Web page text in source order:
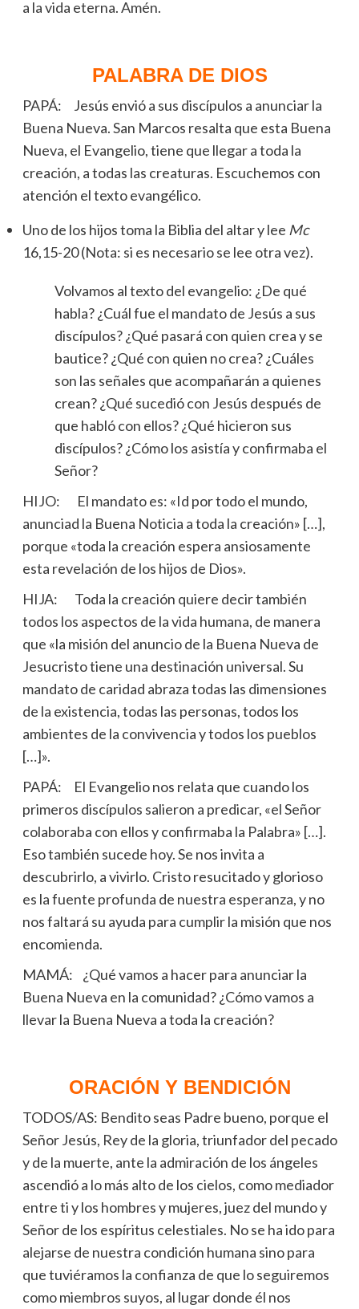
a la vida eterna. Amén.
PALABRA DE DIOS
PAPÁ: Jesús envió a sus discípulos a anunciar la
Buena Nueva. San Marcos resalta que esta Buena
Nueva, el Evangelio, tiene que llegar a toda la
creación, a todas las creaturas. Escuchemos con
atención el texto evangélico.
Uno de los hijos toma la Biblia del altar y lee Mc
16,15-20 (Nota: si es necesario se lee otra vez).
Volvamos al texto del evangelio: ¿De qué
habla? ¿Cuál fue el mandato de Jesús a sus
discípulos? ¿Qué pasará con quien crea y se
bautice? ¿Qué con quien no crea? ¿Cuáles
son las señales que acompañarán a quienes
crean? ¿Qué sucedió con Jesús después de
que habló con ellos? ¿Qué hicieron sus
discípulos? ¿Cómo los asistía y confirmaba el
Señor?
HIJO: El mandato es: «Id por todo el mundo,
anunciad la Buena Noticia a toda la creación» […],
porque «toda la creación espera ansiosamente
esta revelación de los hijos de Dios».
HIJA: Toda la creación quiere decir también
todos los aspectos de la vida humana, de manera
que «la misión del anuncio de la Buena Nueva de
Jesucristo tiene una destinación universal. Su
mandato de caridad abraza todas las dimensiones
de la existencia, todas las personas, todos los
ambientes de la convivencia y todos los pueblos
[…]».
PAPÁ: El Evangelio nos relata que cuando los
primeros discípulos salieron a predicar, «el Señor
colaboraba con ellos y confirmaba la Palabra» […].
Eso también sucede hoy. Se nos invita a
descubrirlo, a vivirlo. Cristo resucitado y glorioso
es la fuente profunda de nuestra esperanza, y no
nos faltará su ayuda para cumplir la misión que nos
encomienda.
MAMÁ: ¿Qué vamos a hacer para anunciar la
Buena Nueva en la comunidad? ¿Cómo vamos a
llevar la Buena Nueva a toda la creación?
ORACIÓN Y BENDICIÓN
TODOS/AS: Bendito seas Padre bueno, porque el
Señor Jesús, Rey de la gloria, triunfador del pecado
y de la muerte, ante la admiración de los ángeles
ascendió a lo más alto de los cielos, como mediador
entre ti y los hombres y mujeres, juez del mundo y
Señor de los espíritus celestiales. No se ha ido para
alejarse de nuestra condición humana sino para
que tuviéramos la confianza de que lo seguiremos
como miembros suyos, al lugar donde él nos